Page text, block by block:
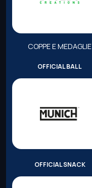
COPPE E MEDAGLIE
OFFICIAL BALL
OFFICIAL SNACK